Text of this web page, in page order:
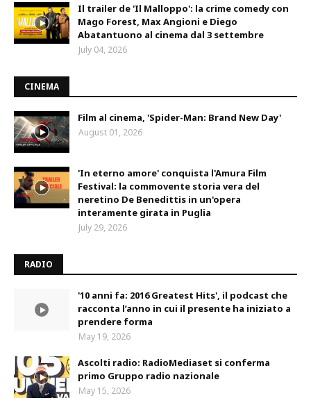
Il trailer de 'Il Malloppo': la crime comedy con
Mago Forest, Max Angioni e Diego
Abatantuono al cinema dal 3 settembre
July 04, 2026
CINEMA
Film al cinema, 'Spider-Man: Brand New Day'
August 01, 2026
'In eterno amore' conquista l'Amura Film
Festival: la commovente storia vera del
neretino De Benedittis in un'opera
interamente girata in Puglia
July 29, 2026
RADIO
'10 anni fa: 2016 Greatest Hits', il podcast che
racconta l’anno in cui il presente ha iniziato a
prendere forma
May 19, 2026
Ascolti radio: RadioMediaset si conferma
primo Gruppo radio nazionale
May 15, 2026